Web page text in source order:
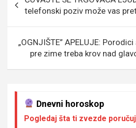
o
k
e
er
чланка
telefonski poziv može vas
„OGNJIŠTE” APELUJE:
pre zime treba krov nad
Dnevni horoskop
Pogledaj šta ti zvezde